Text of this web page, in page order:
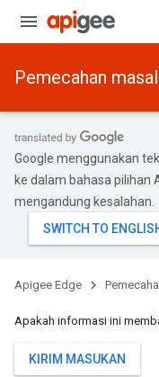
Pemecahan
Google menggunakan
ke dalam bahasa pilihan
mengandung kesalahan.
Apigee Edge
Apakah informasi ini
KIRIM MASUKAN